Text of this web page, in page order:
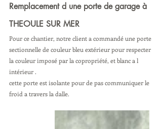
Remplacement d une porte de garage à
THEOULE SUR MER
Pour ce chantier, notre client a commandé une porte
sectionnelle de couleur bleu extérieur pour respecter
la couleur imposé par la copropriété, et blanc a l
intérieur .
cette porte est isolante pour de pas communiquer le
froid a travers la dalle.